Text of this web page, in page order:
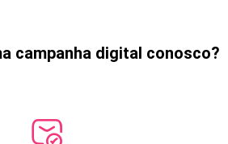
campanha digital conosco?